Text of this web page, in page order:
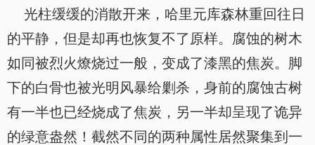
光柱缓缓的消散开来，哈里元库森林重回往日
的平静，但是却再也恢复不了原样。腐蚀的树木
如同被烈火燎烧过一般，变成了漆黑的焦炭。脚
下的白骨也被光明风暴给剿杀，身前的腐蚀古树
有一半也已经烧成了焦炭，另一半却呈现了诡异
的绿意盎然！截然不同的两种属性居然聚集到一